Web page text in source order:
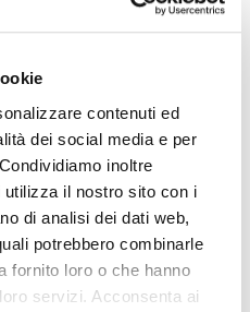
contenuti ed
dei social media e per
inoltre
il nostro sito con i
di analisi dei dati web,
potrebbero combinarle
fornito loro o che hanno
servizi. Acconsenta ai
Reply